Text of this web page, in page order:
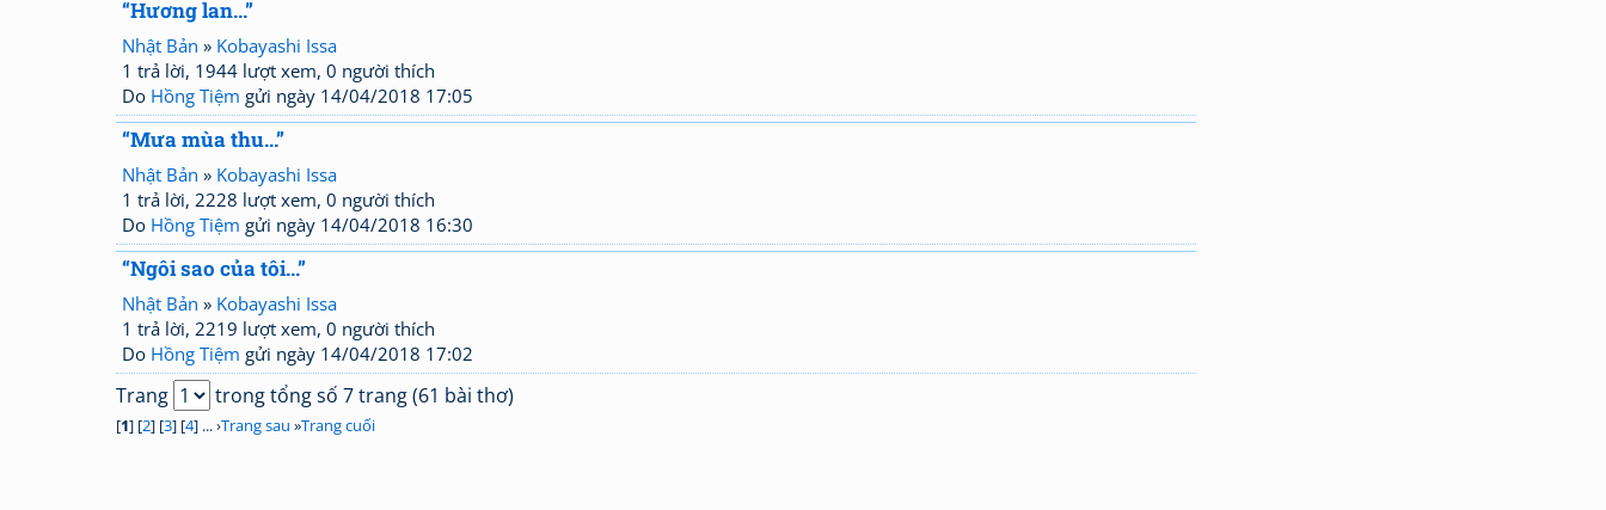
“Hương lan...”
Nhật Bản » Kobayashi Issa
1 trả lời, 1944 lượt xem, 0 người thích
Do Hồng Tiệm gửi ngày 14/04/2018 17:05
“Mưa mùa thu...”
Nhật Bản » Kobayashi Issa
1 trả lời, 2228 lượt xem, 0 người thích
Do Hồng Tiệm gửi ngày 14/04/2018 16:30
“Ngôi sao của tôi...”
Nhật Bản » Kobayashi Issa
1 trả lời, 2219 lượt xem, 0 người thích
Do Hồng Tiệm gửi ngày 14/04/2018 17:02
Trang trong tổng số 7 trang (61 bài thơ)
[1] [2] [3] [4] ... ›Trang sau »Trang cuối